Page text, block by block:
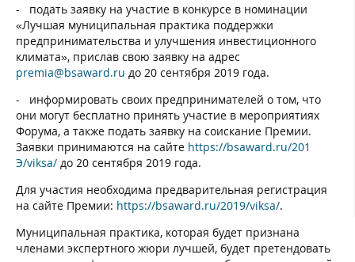
- подать заявку на участие в конкурсе в номинации
«Лучшая муниципальная практика поддержки
предпринимательства и улучшения инвестиционного
климата», прислав свою заявку на адрес
premia@bsaward.ru до 20 сентября 2019 года.
- информировать своих предпринимателей о том, что
они могут бесплатно принять участие в мероприятиях
Форума, а также подать заявку на соискание Премии.
Заявки принимаются на сайте https://bsaward.ru/201
Э/viksa/ до 20 сентября 2019 года.
Для участия необходима предварительная регистрация
на сайте Премии: https://bsaward.ru/2019/viksa/.
Муниципальная практика, которая будет признана
членами экспертного жюри лучшей, будет претендовать